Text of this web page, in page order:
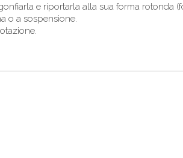
e riportarla alla sua forma rotonda
o a sospensione.